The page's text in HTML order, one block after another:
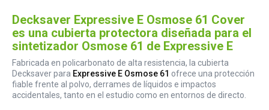
Decksaver Expressive E Osmose 61 Cover
es una cubierta protectora diseñada para el
sintetizador Osmose 61 de Expressive E
Fabricada en policarbonato de alta resistencia, la cubierta
Decksaver para Expressive E Osmose 61 ofrece una protección
fiable frente al polvo, derrames de líquidos e impactos
accidentales, tanto en el estudio como en entornos de directo.